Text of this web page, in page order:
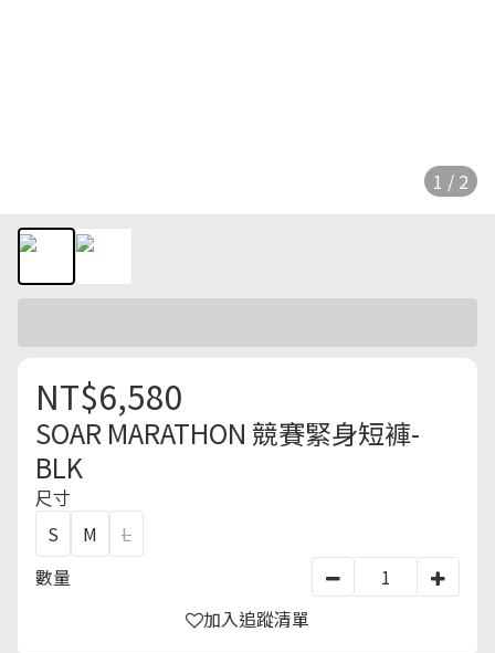
1 / 2
NT$6,580
SOAR MARATHON 競賽緊身短褲-
BLK
尺寸
S
M
L
數量
加入追蹤清單